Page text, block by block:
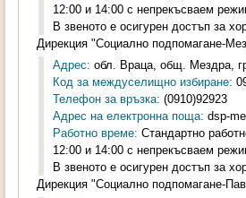
12:00 и 14:00 с непрекъсваем
В звеното е осигурен достъп за
Дирекция "Социално подпомагане-
Адрес: обл. Враца, общ. Мездра,
Код за междуселищно избиране:
Телефон за връзка: (0910)92923
Адрес на електронна поща: dsp-
Работно време: Стандартно
12:00 и 14:00 с непрекъсваем
В звеното е осигурен достъп за
Дирекция "Социално подпомагане-